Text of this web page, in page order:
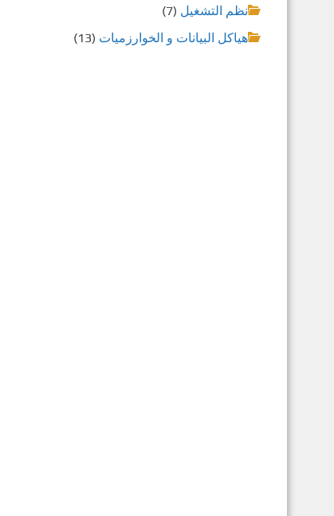
نظم التشغيل (7)
هياكل البيانات و الخوارزميات (13)